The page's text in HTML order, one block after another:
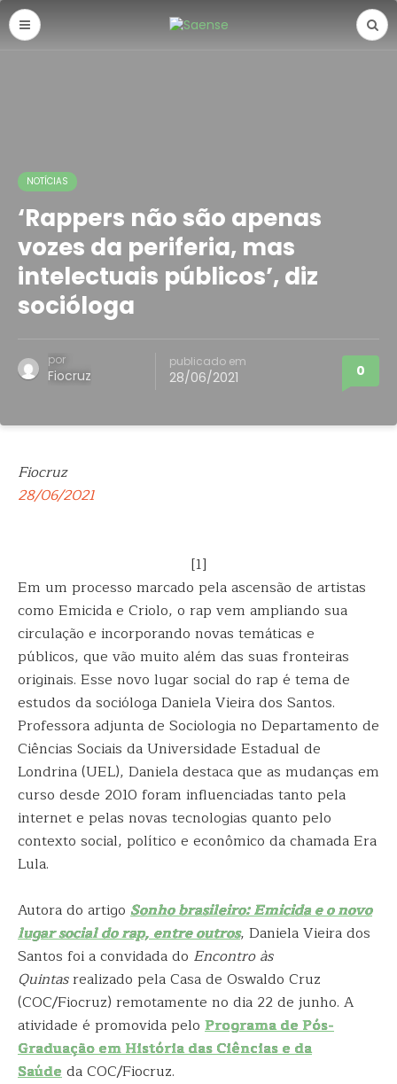
NOTÍCIAS
‘Rappers não são apenas
vozes da periferia, mas
intelectuais públicos’, diz
socióloga
por
Fiocruz
publicado em
28/06/2021 0
Fiocruz
28/06/2021
[1]
Em um processo marcado pela ascensão de artistas
como Emicida e Criolo, o rap vem ampliando sua
circulação e incorporando novas temáticas e
públicos, que vão muito além das suas fronteiras
originais. Esse novo lugar social do rap é tema de
estudos da socióloga Daniela Vieira dos Santos.
Professora adjunta de Sociologia no Departamento de
Ciências Sociais da Universidade Estadual de
Londrina (UEL), Daniela destaca que as mudanças em
curso desde 2010 foram influenciadas tanto pela
internet e pelas novas tecnologias quanto pelo
contexto social, político e econômico da chamada Era
Lula.
Autora do artigo Sonho brasileiro: Emicida e o novo
lugar social do rap, entre outros, Daniela Vieira dos
Santos foi a convidada do Encontro às
Quintasrealizado pela Casa de Oswaldo Cruz
(COC/Fiocruz) remotamente no dia 22 de junho. A
atividade é promovida pelo Programa de Pós-
Graduação em História das Ciências e da
Saúdeda COC/Fiocruz.